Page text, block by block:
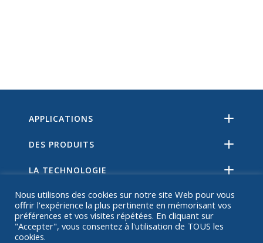
APPLICATIONS
DES PRODUITS
LA TECHNOLOGIE
RESSOURCES
SUR
Nous utilisons des cookies sur notre site Web pour vous
offrir l'expérience la plus pertinente en mémorisant vos
préférences et vos visites répétées. En cliquant sur
"Accepter", vous consentez à l'utilisation de TOUS les
cookies.